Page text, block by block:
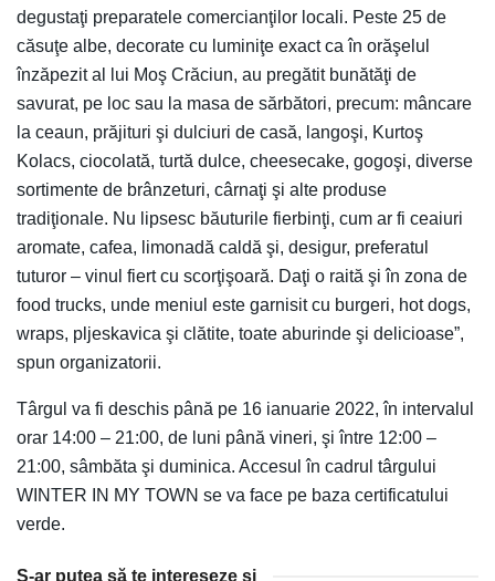
degustaţi preparatele comercianţilor locali. Peste 25 de
căsuţe albe, decorate cu luminiţe exact ca în orăşelul
înzăpezit al lui Moş Crăciun, au pregătit bunătăţi de
savurat, pe loc sau la masa de sărbători, precum: mâncare
la ceaun, prăjituri şi dulciuri de casă, langoşi, Kurtoş
Kolacs, ciocolată, turtă dulce, cheesecake, gogoşi, diverse
sortimente de brânzeturi, cârnaţi şi alte produse
tradiţionale. Nu lipsesc băuturile fierbinţi, cum ar fi ceaiuri
aromate, cafea, limonadă caldă şi, desigur, preferatul
tuturor – vinul fiert cu scorţişoară. Daţi o raită şi în zona de
food trucks, unde meniul este garnisit cu burgeri, hot dogs,
wraps, pljeskavica şi clătite, toate aburinde şi delicioase”,
spun organizatorii.
Târgul va fi deschis până pe 16 ianuarie 2022, în intervalul
orar 14:00 – 21:00, de luni până vineri, şi între 12:00 –
21:00, sâmbăta şi duminica. Accesul în cadrul târgului
WINTER IN MY TOWN se va face pe baza certificatului
verde.
S-ar putea să te intereseze și